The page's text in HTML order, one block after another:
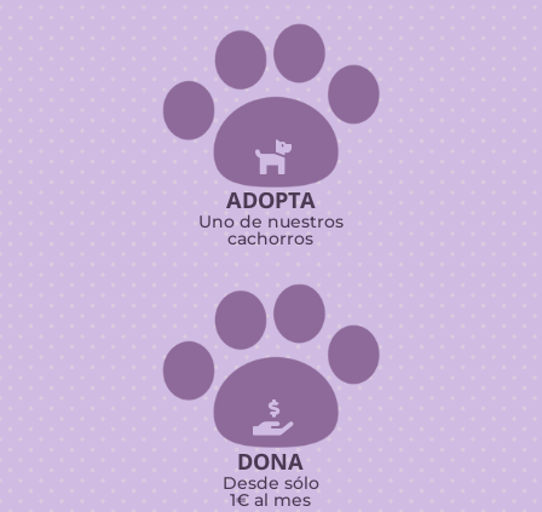

ADOPTA
Uno de nuestros
cachorros

DONA
Desde sólo
1€ al mes